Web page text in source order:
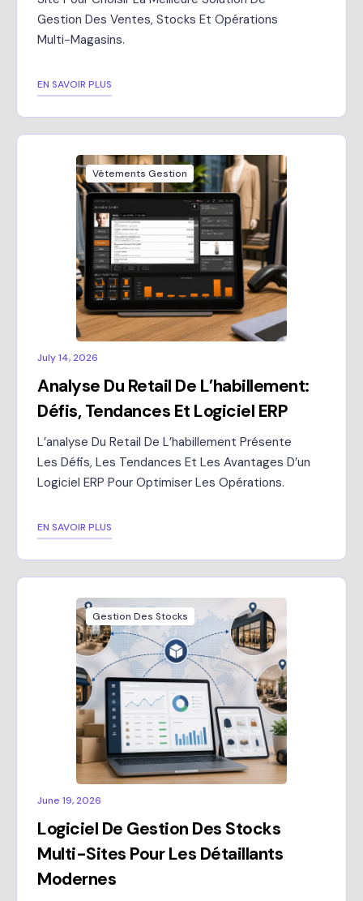
Gestion Des Ventes, Stocks Et Opérations
Multi-Magasins.
EN SAVOIR PLUS
Vêtements Gestion
July 14, 2026
Analyse Du Retail De L’habillement:
Défis, Tendances Et Logiciel ERP
L’analyse Du Retail De L’habillement Présente
Les Défis, Les Tendances Et Les Avantages D’un
Logiciel ERP Pour Optimiser Les Opérations.
EN SAVOIR PLUS
Gestion Des Stocks
June 19, 2026
Logiciel De Gestion Des Stocks
Multi-Sites Pour Les Détaillants
Modernes